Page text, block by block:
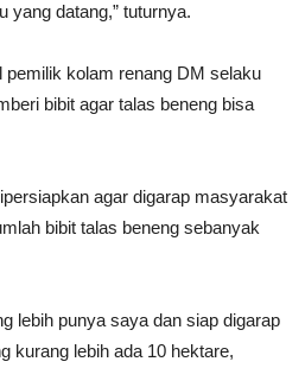
yang datang,” tuturnya.
pemilik kolam renang DM selaku
bibit agar talas beneng bisa
agar digarap masyarakat
bibit talas beneng sebanyak
lebih punya saya dan siap digarap
kurang lebih ada 10 hektare,